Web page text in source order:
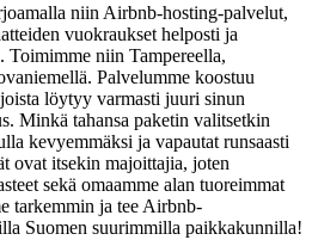
niin Airbnb-hosting-palvelut,
vuokraukset helposti ja
Toimimme niin Tampereella,
Palvelumme koostuu
löytyy varmasti juuri sinun
Minkä tahansa paketin valitsetkin
kevyemmäksi ja vapautat runsaasti
ovat itsekin majoittajia, joten
sekä omaamme alan tuoreimmat
tarkemmin ja tee Airbnb-
Suomen suurimmilla paikkakunnilla!